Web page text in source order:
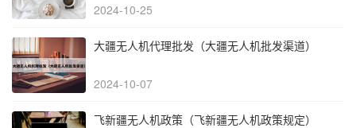
2024-10-25
大疆无人机代理批发（大疆无人机批发渠道）
2024-10-07
飞新疆无人机政策（飞新疆无人机政策规定）